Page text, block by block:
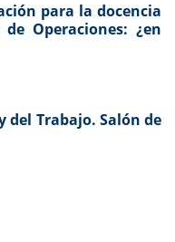
para la docencia
Operaciones: ¿en
del Trabajo. Salón de